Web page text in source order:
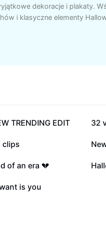
dekoracje i plakaty.
i klasyczne elementy
i dostosowania według
tys.
TRENDING EDIT 32
tys.
clips
tys.
of an era 💔
is you